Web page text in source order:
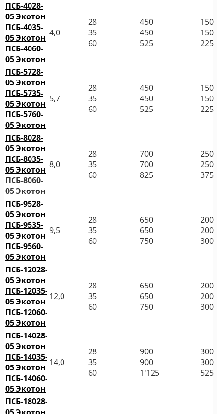
ПСБ-4028-
05 Экотон
ПСБ-4035-
05 Экотон
ПСБ-4060-
05 Экотон
4,0
28
35
60
450
450
525
150
150
225
ПСБ-5728-
05 Экотон
ПСБ-5735-
05 Экотон
ПСБ-5760-
05 Экотон
5,7
28
35
60
450
450
525
150
150
225
ПСБ-8028-
05 Экотон
ПСБ-8035-
05 Экотон
ПСБ-8060-
05 Экотон
8,0
28
35
60
700
700
825
250
250
375
ПСБ-9528-
05 Экотон
ПСБ-9535-
05 Экотон
ПСБ-9560-
05 Экотон
9,5
28
35
60
650
650
750
200
200
300
ПСБ-12028-
05 Экотон
ПСБ-12035-
05 Экотон
ПСБ-12060-
05 Экотон
12,0
28
35
60
650
650
750
200
200
300
ПСБ-14028-
05 Экотон
ПСБ-14035-
05 Экотон
ПСБ-14060-
05 Экотон
14,0
28
35
60
900
900
1'125
300
300
525
ПСБ-18028-